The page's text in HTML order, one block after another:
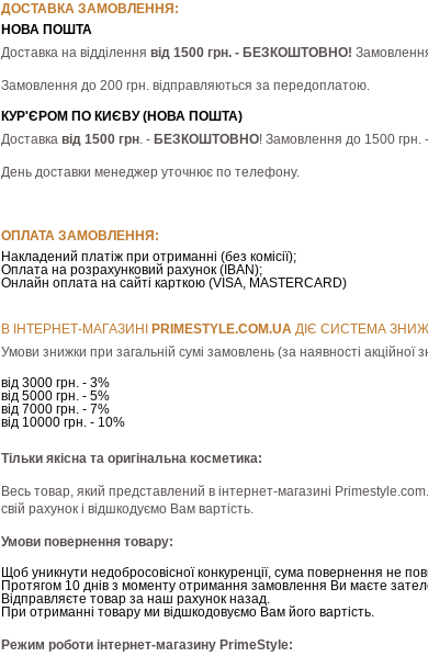
ДОСТАВКА ЗАМОВЛЕННЯ:
НОВА ПОШТА
Доставка на відділення від 1500 грн. - БЕЗКОШТОВНО!
Замовлення до 200 грн. відправляються за передоплатою.
КУР'ЄРОМ ПО КИЄВУ (НОВА ПОШТА)
Доставка від 1500 грн. - БЕЗКОШТОВНО! Замовлення до 1500
День доставки менеджер уточнює по телефону.
ОПЛАТА ЗАМОВЛЕННЯ:
Накладений платіж при отриманні (без комісії);
Оплата на розрахунковий рахунок (IBAN);
Онлайн оплата на сайті карткою (VISA, MASTERCARD)
В ІНТЕРНЕТ-МАГАЗИНІ РRIMESTYLE.COM.UA ДІЄ СИСТЕМА
Умови знижки при загальній сумі замовлень (за наявності акційної
від 3000 грн. - 3%
від 5000 грн. - 5%
від 7000 грн. - 7%
від 10000 грн. - 10%
Тільки якісна та оригінальна косметика:
Весь товар, який представлений в інтернет-магазині
свій рахунок і відшкодуємо Вам вартість.
Умови повернення товару:
Щоб уникнути недобросовісної конкуренції, сума повернення не
Протягом 10 днів з моменту отримання замовлення Ви маєте
Відправляєте товар за наш рахунок назад.
При отриманні товару ми відшкодовуємо Вам його вартість.
Режим роботи інтернет-магазину PrimeStyle: